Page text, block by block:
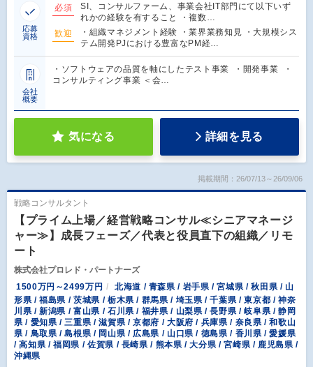
応募
資格
必須
SI、コンサルファーム、事業会社IT部門にて以下いず
れかの経験を有すること ・複数…
歓迎
・組織マネジメント経験 ・業界業務知見 ・大規模シス
テム開発PJにおける豊富なPM経…
会社
概要
・ソフトウェアの品質を軸にしたテスト事業 ・開発事業 ・
コンサルティング事業 ＜会…
気になる 詳細を見る
掲載期間：26/07/13～26/09/06
戦略コンサルタント
【プライム上場／経営戦略コンサル≪シニアマネージ
ャー≫】成長フェーズ／代表と役員直下の組織／リモ
ート
株式会社プロレド・パートナーズ
1500万円～2499万円
北海道 / 青森県 / 岩手県 / 宮城県 / 秋田県 / 山
形県 / 福島県 / 茨城県 / 栃木県 / 群馬県 / 埼玉県 / 千葉県 / 東京都 / 神奈
川県 / 新潟県 / 富山県 / 石川県 / 福井県 / 山梨県 / 長野県 / 岐阜県 / 静岡
県 / 愛知県 / 三重県 / 滋賀県 / 京都府 / 大阪府 / 兵庫県 / 奈良県 / 和歌山
県 / 鳥取県 / 島根県 / 岡山県 / 広島県 / 山口県 / 徳島県 / 香川県 / 愛媛県
/ 高知県 / 福岡県 / 佐賀県 / 長崎県 / 熊本県 / 大分県 / 宮崎県 / 鹿児島県 /
沖縄県